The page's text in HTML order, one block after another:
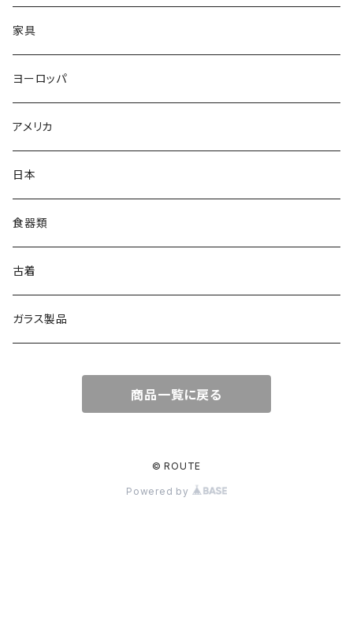
家具
ヨーロッパ
アメリカ
日本
食器類
古着
ガラス製品
商品一覧に戻る
© ROUTE
Powered by